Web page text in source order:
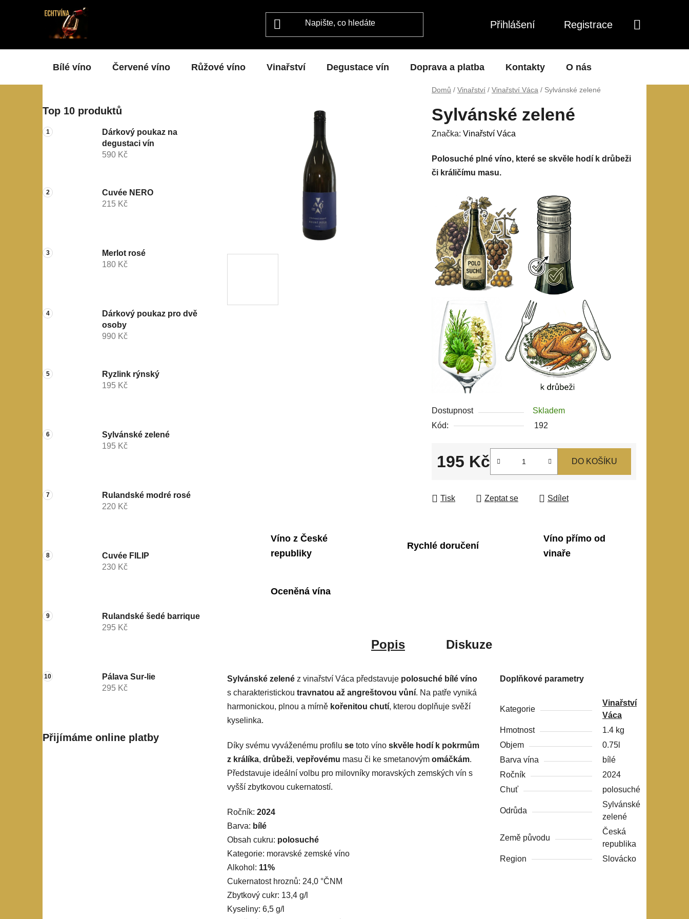
Přihlášení
Registrace
Bílé víno Červené víno Růžové víno Vinařství Degustace vín Doprava a platba Kontakty O nás
Domů / Vinařství / Vinařství Váca / Sylvánské zelené
o
s
t
n
n
e
Top 10 produktů
Dárkový poukaz na
degustaci vín
590 Kč
Cuvée NERO
215 Kč
Merlot rosé
180 Kč
Dárkový poukaz pro dvě
osoby
990 Kč
Ryzlink rýnský
195 Kč
Sylvánské zelené
195 Kč
Rulandské modré rosé
220 Kč
Cuvée FILIP
230 Kč
Rulandské šedé barrique
295 Kč
Pálava Sur-lie
295 Kč
Přijímáme online platby
Sylvánské zelené
Značka: Vinařství Váca
Polosuché plné víno, které se skvěle hodí k drůbeži
či králičímu masu.
Dostupnost
Skladem
Kód:
192
195 Kč DO KOŠÍKU
Tisk Zeptat se Sdílet
Víno z České
republiky
Rychlé doručení
Víno přímo od
vinaře
Oceněná vína
Popis Diskuze
Sylvánské zelené z vinařství Váca představuje polosuché bílé víno
s charakteristickou travnatou až angreštovou vůní. Na patře vyniká
harmonickou, plnou a mírně kořenitou chutí, kterou doplňuje svěží
kyselinka.
Díky svému vyváženému profilu se toto víno skvěle hodí k pokrmům
z králíka, drůbeži, vepřovému masu či ke smetanovým omáčkám.
Představuje ideální volbu pro milovníky moravských zemských vín s
vyšší zbytkovou cukernatostí.
Ročník: 2024
Barva: bílé
Obsah cukru: polosuché
Kategorie: moravské zemské víno
Alkohol: 11%
Cukernatost hroznů: 24,0 °ČNM
Zbytkový cukr: 13,4 g/l
Kyseliny: 6,5 g/l
Doplňkové parametry
Kategorie
Vinařství
Váca
Hmotnost
1.4 kg
Objem
0.75l
Barva vína
bílé
Ročník
2024
Chuť
polosuché
Odrůda
Sylvánské
zelené
Země původu
Česká
republika
Region
Slovácko